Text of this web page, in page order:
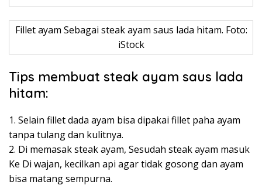
Fillet ayam Sebagai steak ayam saus lada hitam. Foto:
iStock
Tips membuat steak ayam saus lada
hitam:
1. Selain fillet dada ayam bisa dipakai fillet paha ayam
tanpa tulang dan kulitnya.
2. Di memasak steak ayam, Sesudah steak ayam masuk
Ke Di wajan, kecilkan api agar tidak gosong dan ayam
bisa matang sempurna.